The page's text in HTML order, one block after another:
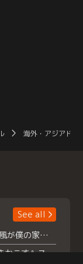
海外・アジアドラ
See all
浮所飛貴主演！ 【夏色の風が僕の家にやってきた】 本日よりテラサで独占配信スタート！
『夏色の雲が恋と嵐をまきおこす』スペシャルメイキング 【Part1】2026年７月18日（土）23時30分～配信スタート！話題のシーンの裏側を大公開！豪華キャスト大集合！ 『武宮家 真夏の家族会議』開催！